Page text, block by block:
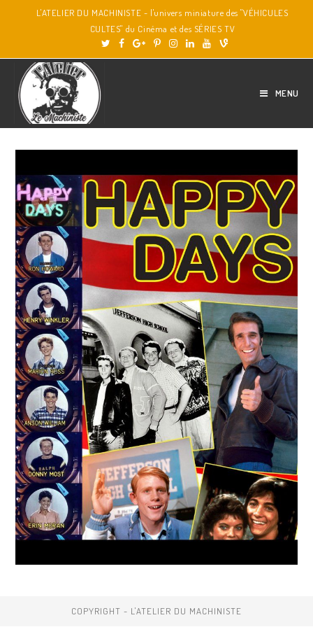
L'ATELIER DU MACHINISTE - l'univers miniature des "VÉHICULES
CULTES" du Cinéma et des SÉRIES TV
MENU
COPYRIGHT - L'ATELIER DU MACHINISTE